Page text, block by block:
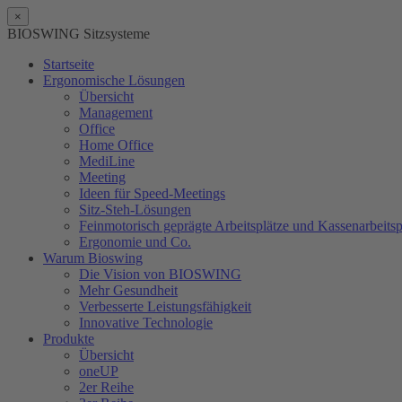
×
BIOSWING Sitzsysteme
Startseite
Ergonomische Lösungen
Übersicht
Management
Office
Home Office
MediLine
Meeting
Ideen für Speed-Meetings
Sitz-Steh-Lösungen
Feinmotorisch geprägte Arbeitsplätze und
Ergonomie und Co.
Warum Bioswing
Die Vision von BIOSWING
Mehr Gesundheit
Verbesserte Leistungsfähigkeit
Innovative Technologie
Produkte
Übersicht
oneUP
2er Reihe